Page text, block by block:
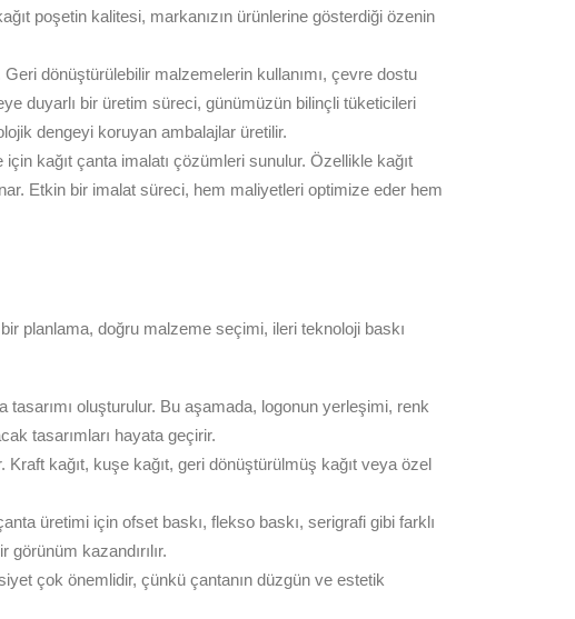
poşetin kalitesi, markanızın ürünlerine gösterdiği özenin
dönüştürülebilir malzemelerin kullanımı, çevre dostu
duyarlı bir üretim süreci, günümüzün bilinçli tüketicileri
dengeyi koruyan ambalajlar üretilir.
kağıt çanta imalatı çözümleri sunulur. Özellikle kağıt
Etkin bir imalat süreci, hem maliyetleri optimize eder hem
planlama, doğru malzeme seçimi, ileri teknoloji baskı
oluşturulur. Bu aşamada, logonun yerleşimi, renk
tasarımları hayata geçirir.
Kraft kağıt, kuşe kağıt, geri dönüştürülmüş kağıt veya özel
üretimi için ofset baskı, flekso baskı, serigrafi gibi farklı
kazandırılır.
çok önemlidir, çünkü çantanın düzgün ve estetik